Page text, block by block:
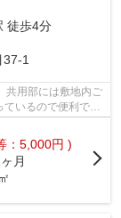
徒歩4分
37-1
共用部には敷地内ご
ているので便利で
：5,000円 )
月